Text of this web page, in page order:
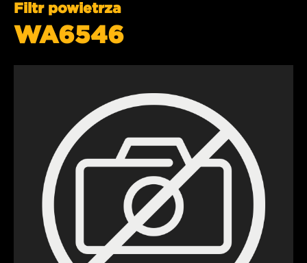
Filtr powietrza
WA6546